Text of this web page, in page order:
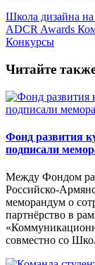
Школа дизайна
ADCR Awards
Конкурсы
Читайте
Фонд развития
подписали
Между Фондом
Российско-
меморандум о
партнёрство в
совместно со